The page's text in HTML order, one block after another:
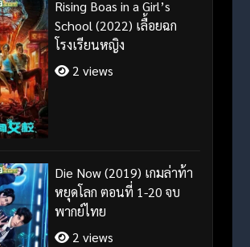
Rising Boas in a Girl’s
School (2022) เลื้อยฉก
โรงเรียนหญิง
2 views
Die Now (2019) เกมล่าท้า
หยุดโลก ตอนที่ 1-20 จบ
พากย์ไทย
2 views